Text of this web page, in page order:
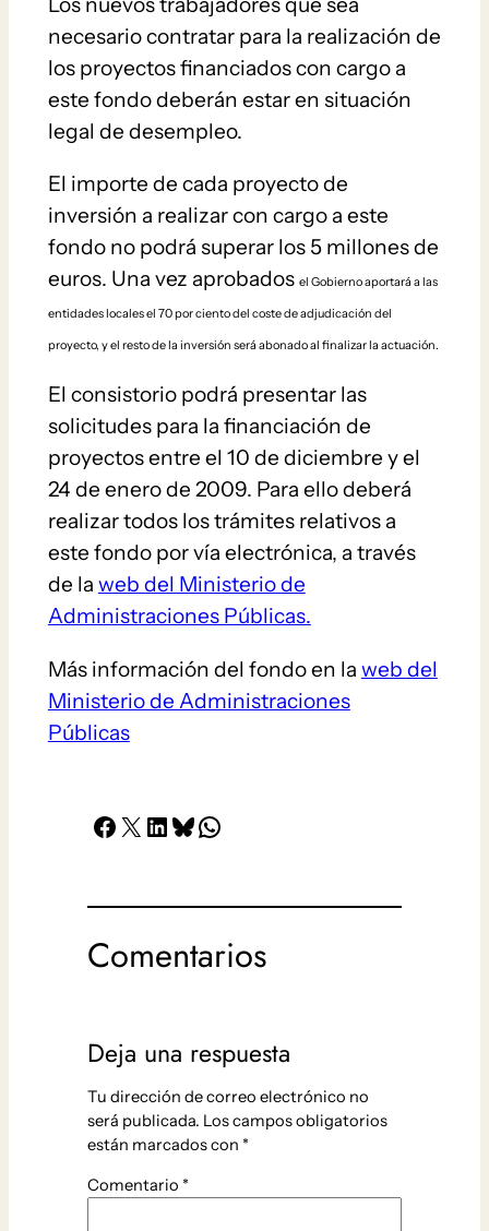
necesario contratar para la realización de
los proyectos financiados con cargo a
este fondo deberán estar en situación
legal de desempleo.
El importe de cada proyecto de
inversión a realizar con cargo a este
fondo no podrá superar los 5 millones de
euros. Una vez aprobados el Gobierno aportará a las
entidades locales el 70 por ciento del coste de adjudicación del
proyecto, y el resto de la inversión será abonado al finalizar la actuación.
El consistorio podrá presentar las
solicitudes para la financiación de
proyectos entre el 10 de diciembre y el
24 de enero de 2009. Para ello deberá
realizar todos los trámites relativos a
este fondo por vía electrónica, a través
de la web del Ministerio de
Administraciones Públicas.
Más información del fondo en la web del
Ministerio de Administraciones
Públicas
Facebook
X LinkedIn
Bluesky
Comentarios
Deja una respuesta
Tu dirección de correo electrónico no
será publicada. Los campos obligatorios
están marcados con *
Comentario *